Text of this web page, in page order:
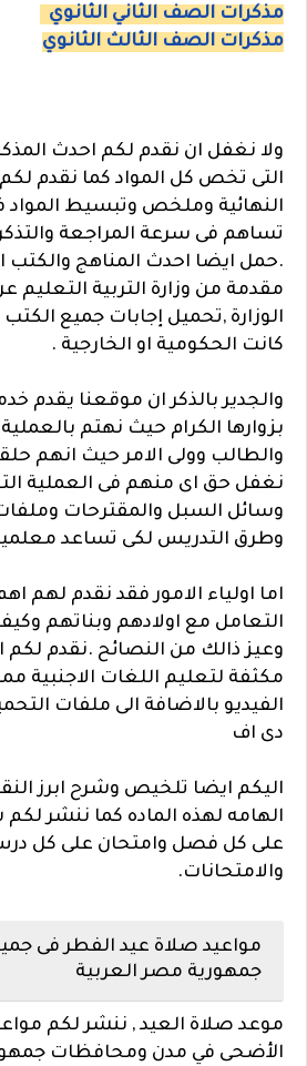
مذكرات الصف الثاني الثانوي
مذكرات الصف الثالث الثانوي
ولا نغفل ان نقدم لكم احدث
التى تخص كل المواد كما نقدم
النهائية وملخص وتبسيط
تساهم فى سرعة المراجعة والتذكر
.حمل ايضا احدث المناهج والكتب
مقدمة من وزارة التربية
الوزارة ,تحميل إجابات جميع
كانت الحكومية او الخارجية .
والجدير بالذكر ان موقعنا يقدم
بزوارها الكرام حيث نهتم
والطالب وولى الامر حيث انهم
نغفل حق اى منهم فى العملية
وسائل السبل والمقترحات
وطرق التدريس لكى تساعد
اما اولياء الامور فقد نقدم لهم
التعامل مع اولادهم وبناتهم
وعيز ذالك من النصائح .نقدم
مكثفة لتعليم اللغات الاجنبية
الفيديو بالاضافة الى ملفات
دى اف
اليكم ايضا تلخيص وشرح ابرز
الهامه لهذه الماده كما ننشر
على كل فصل وامتحان على كل
والامتحانات.
مواعيد صلاة عيد الفطر فى
جمهورية مصر العربية
موعد صلاة العيد , ننشر لكم
الأضحى في مدن ومحافظات